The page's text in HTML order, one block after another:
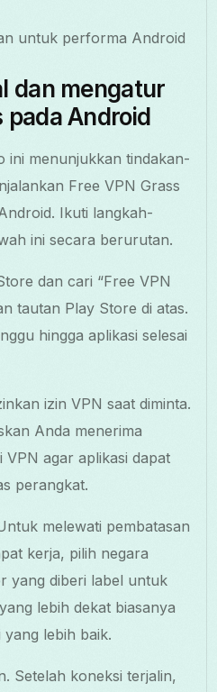
untuk performa Android
dan mengatur
pada Android
ini menunjukkan tindakan-
Free VPN Grass
Ikuti langkah-
ini secara berurutan.
dan cari “Free VPN
tautan Play Store di atas.
hingga aplikasi selesai
izin VPN saat diminta.
Anda menerima
VPN agar aplikasi dapat
perangkat.
melewati pembatasan
kerja, pilih negara
yang diberi label untuk
lebih dekat biasanya
lebih baik.
Setelah koneksi terjalin,